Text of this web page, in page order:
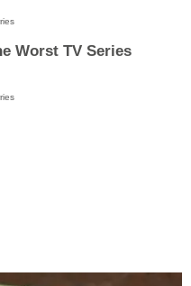
Worst TV Series